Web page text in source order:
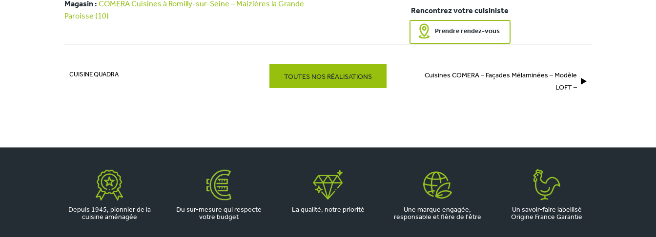
Magasin : COMERA Cuisines à Romilly-sur-Seine – Maizières la Grande
Paroisse (10)
Rencontrez votre cuisiniste
Prendre rendez-vous
CUISINE QUADRA TOUTES NOS RÉALISATIONS
Cuisines COMERA – Façades Mélaminées – Modèle
LOFT –
Depuis 1945, pionnier de la
cuisine aménagée
Du sur-mesure qui respecte
votre budget
La qualité, notre priorité
Une marque engagée,
responsable et fière de l'être
Un savoir-faire labellisé
Origine France Garantie